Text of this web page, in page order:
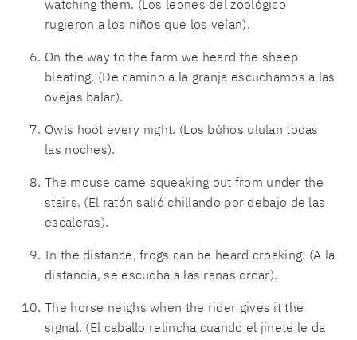
watching them. (Los leones del zoológico
rugieron a los niños que los veían).
On the way to the farm we heard the sheep
bleating. (De camino a la granja escuchamos a las
ovejas balar).
Owls hoot every night. (Los búhos ululan todas
las noches).
The mouse came squeaking out from under the
stairs. (El ratón salió chillando por debajo de las
escaleras).
In the distance, frogs can be heard croaking. (A la
distancia, se escucha a las ranas croar).
The horse neighs when the rider gives it the
signal. (El caballo relincha cuando el jinete le da